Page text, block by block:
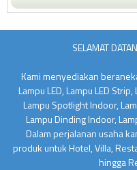
SELAMAT
Kami menyediakan
Lampu LED, Lampu LED
Lampu Spotlight Indoor,
Lampu Dinding Indoor,
Dalam perjalanan usaha
produk untuk Hotel, Villa,
hingga